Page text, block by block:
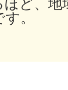
ど、地
。